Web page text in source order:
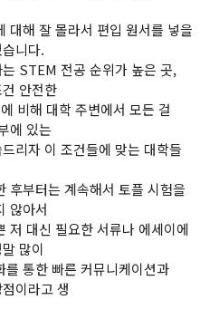
대해 잘 몰라서 편입 원서를 넣을
니다.
STEM 전공 순위가 높은 곳,
안전한
비해 대학 주변에서 모든 걸
에 있는
리자 이 조건들에 맞는 대학들
후부터는 계속해서 토플 시험을
않아서
저 대신 필요한 서류나 에세이에
많이
통한 빠른 커뮤니케이션과
이라고 생